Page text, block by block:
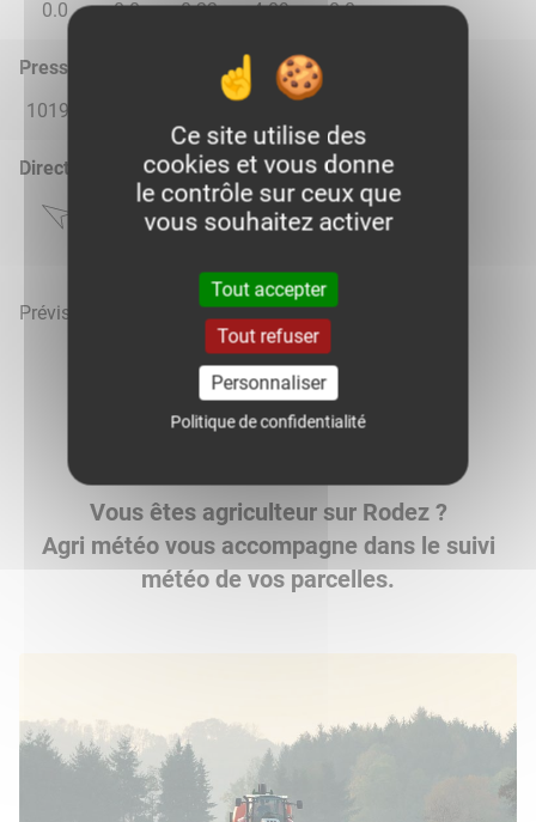
0.0 0.0 0.22 4.09 0.0
Pression atmosphérique (hPa)
1019.0
Direction du vent
Prévisions météo mises à jour le 7 août 2026 à 23h
Voir la météo heure par heure
Vous êtes agriculteur sur Rodez ?
Agri météo vous accompagne dans le suivi
météo de vos parcelles.
Ce site utilise des
cookies et vous donne
le contrôle sur ceux que
vous souhaitez activer
Tout accepter
Tout refuser
Personnaliser
Politique de confidentialité